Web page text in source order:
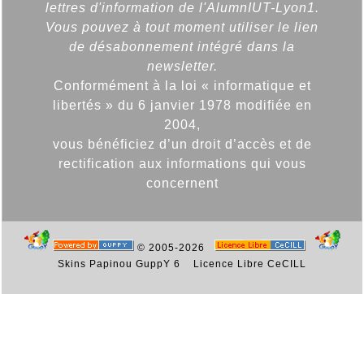
lettres d'information de l'AlumnIUT-Lyon1.
Vous pouvez à tout moment utiliser le lien
de désabonnement intégré dans la
newsletter.
Conformément à la loi « informatique et
libertés » du 6 janvier 1978 modifiée en
2004,
vous bénéficiez d’un droit d’accès et de
rectification aux informations qui vous
concernent
© 2005-2026
Skins Papinou GuppY 6
Licence Libre CeCILL